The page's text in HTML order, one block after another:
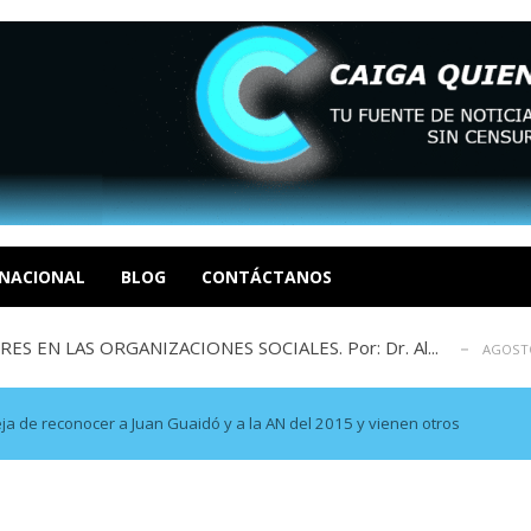
BLOG CONTÁCTANOS
costo del colapso eléctrico en... AGOSTO 7, 2026
Por Dayana Cristina Duzoglou L. AGOSTO 6, 2026
apagones y promesas incumplidas...
EN LAS ORGANIZACIONES SOCIALES. Por: Dr. Al...
en la política: distinc... AGOSTO 7, 2026
costo del colapso eléctrico en... AGOSTO 7, 2026
Por Dayana Cristina Duzoglou L. AGOSTO 6, 2026
apagones y promesas incumplidas... AGOSTO 6, 2026
EN LAS ORGANIZACIONES SOCIALES. Por: Dr. Al...
de reconocer a Juan Guaidó y a la AN del 2015 y vienen otros